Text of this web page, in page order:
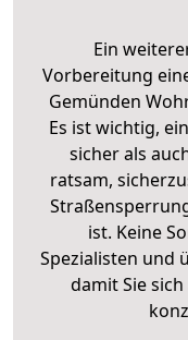
Ein
Vorbereitung
Gemünden
Es ist wichtig,
sicher als
ratsam,
ist. Keine
Spezialisten und
damit Sie